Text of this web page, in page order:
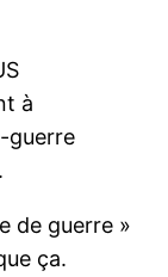
à
guerre
de guerre »
ça.